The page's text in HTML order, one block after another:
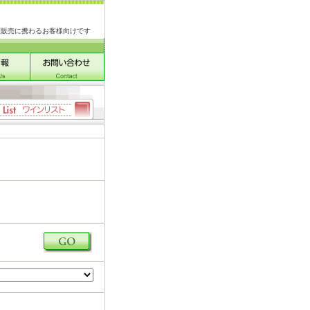
売に携わるお客様向けです